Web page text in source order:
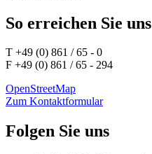
So erreichen Sie uns
T +49 (0) 861 / 65 - 0
F +49 (0) 861 / 65 - 294
OpenStreetMap
Zum Kontaktformular
Folgen Sie uns